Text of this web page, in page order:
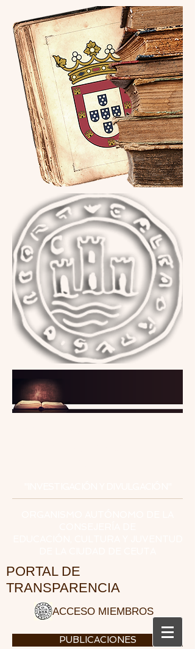
PORTAL DE
TRANSPARENCIA
ACCESO MIEMBROS
PUBLICACIONES